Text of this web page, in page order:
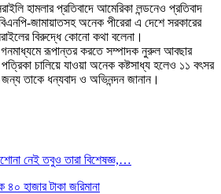
হামলার প্রতিবাদে আমেরিকা লন্ডনেও প্রতিবাদ
জামায়াতসহ অনেক পীরেরা এ দেশে সরকারের
বিরুদ্ধে কোনো কথা বলেনা।
গনমাধ্যমে রূপান্তর করতে সম্পাদক নুরুল আবছার
চালিয়ে যাওয়া অনেক কষ্টসাধ্য হলেও ১১ বৎসর
জন্য তাকে ধন্যবাদ ও অভিনন্দন জানান।
নেই তবুও তারা বিশেষজ্ঞ,…
৪০ হাজার টাকা জরিমানা